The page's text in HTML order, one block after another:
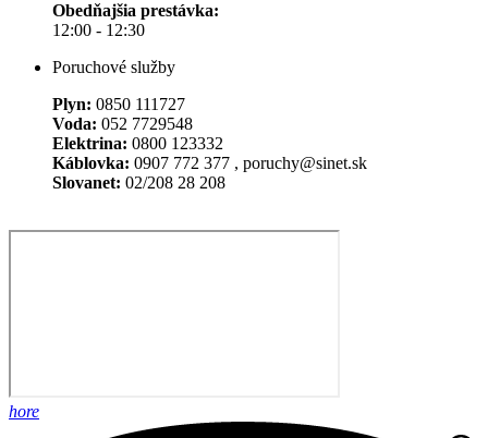
Obedňajšia prestávka:
12:00 - 12:30
Poruchové služby
Plyn: 0850 111727
Voda: 052 7729548
Elektrina: 0800 123332
Káblovka: 0907 772 377 , poruchy@sinet.sk
Slovanet: 02/208 28 208
hore